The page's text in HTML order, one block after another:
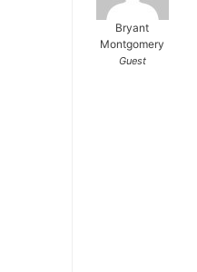
Bryant
Montgomery
Guest